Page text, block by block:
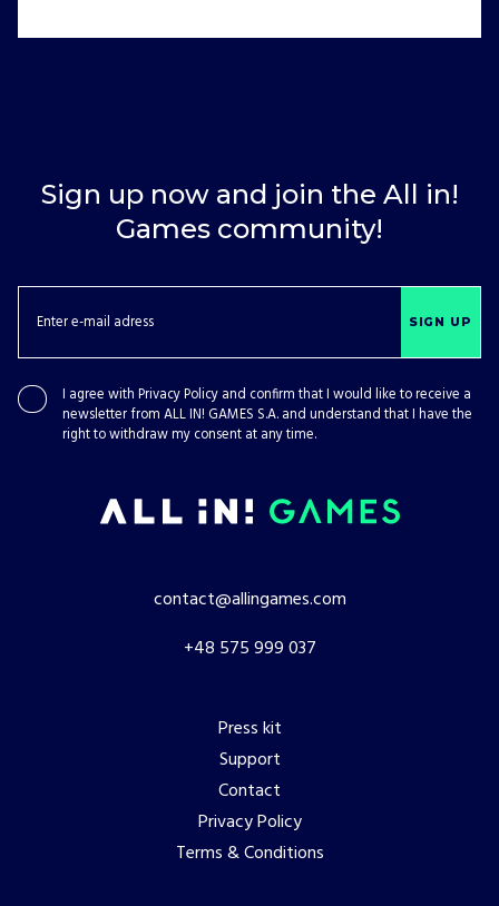
Sign up now and join the All in!
Games community!
SIGN UP
I agree with Privacy Policy and confirm that I would like to receive a
newsletter from ALL IN! GAMES S.A. and understand that I have the
right to withdraw my consent at any time.
contact@allingames.com
+48 575 999 037
Press kit
Support
Contact
Privacy Policy
Terms & Conditions